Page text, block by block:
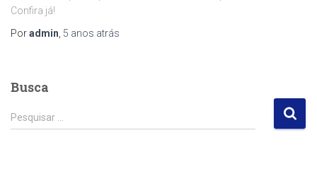
Confira já!
Poradmin 5 anos atrás
Busca
P
e
Pesquisar …